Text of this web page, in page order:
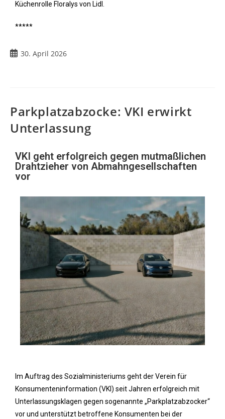
Küchenrolle Floralys von Lidl.
*****
30. April 2026
Parkplatzabzocke: VKI erwirkt
Unterlassung
VKI geht erfolgreich gegen mutmaßlichen
Drahtzieher von Abmahngesellschaften
vor
Im Auftrag des Sozialministeriums geht der Verein für
Konsumenteninformation (VKI) seit Jahren erfolgreich mit
Unterlassungsklagen gegen sogenannte „Parkplatzabzocker“
vor und unterstützt betroffene Konsumenten bei der